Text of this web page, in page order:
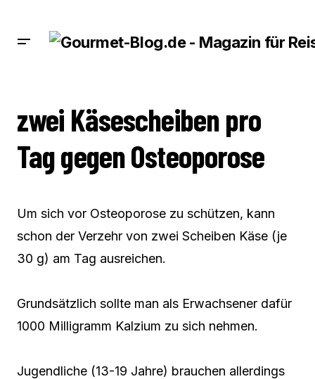
zwei Käsescheiben pro
Tag gegen Osteoporose
Um sich vor Osteoporose zu schützen, kann
schon der Verzehr von zwei Scheiben Käse (je
30 g) am Tag ausreichen.
Grundsätzlich sollte man als Erwachsener dafür
1000 Milligramm Kalzium zu sich nehmen.
Jugendliche (13-19 Jahre) brauchen allerdings